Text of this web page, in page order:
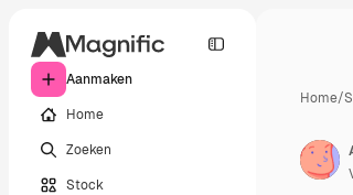
Aanmaken
Home
Zoeken
Stock
Home/